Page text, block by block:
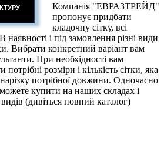
Компанія "ЕВРАЗТРЕЙД"
пропонує придбати
кладочну сітку, всі
наявності і під замовлення різні види
Вибрати конкретний варіант вам
При необхідності вам
розміри і кількість сітки, яка
потрібної довжини. Одночасно
купити на наших складах і
(дивіться повний каталог)